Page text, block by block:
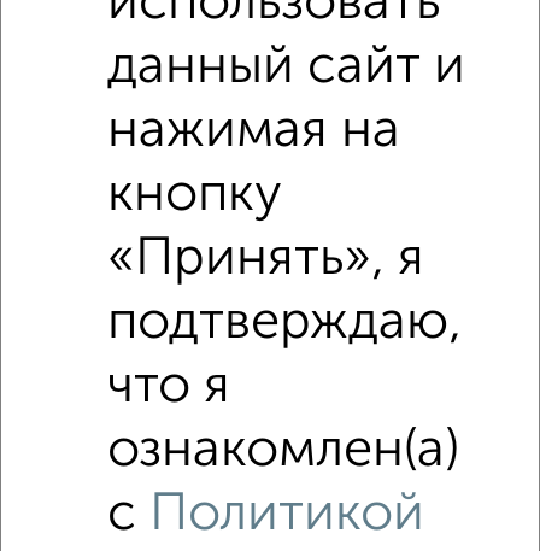
Рядом, с меньшей ценой
Недалеко от Мира 4 с ценой ниже
данный сайт и
нажимая на
кнопку
«Принять», я
подтверждаю,
что я
ознакомлен(а)
с Политикой